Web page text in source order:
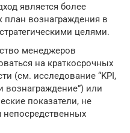
является более
вознаграждения в
целями.
менеджеров
на краткосрочных
(см. исследование “KPI,
вознаграждение”) или
показатели, не